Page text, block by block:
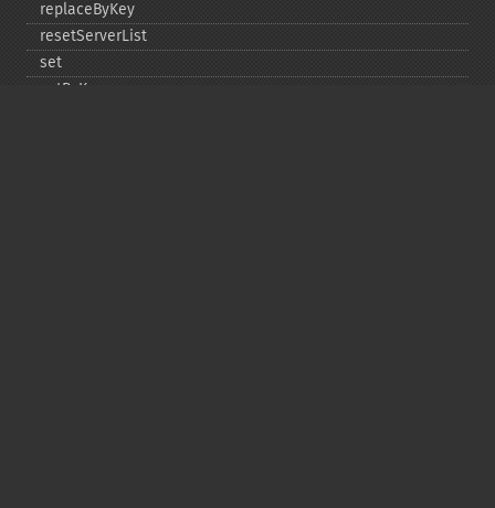
replaceByKey
resetServerList
set
setByKey